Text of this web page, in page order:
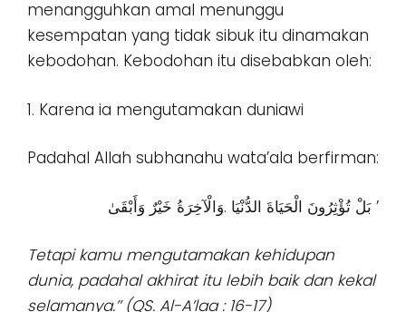
menangguhkan amal menunggu
kesempatan yang tidak sibuk itu dinamakan
kebodohan. Kebodohan itu disebabkan oleh:
1. Karena ia mengutamakan duniawi
Padahal Allah subhanahu wata’ala berfirman:
بَلْ تُؤْثِرُونَ الْحَيَاةَ الدُّنْيَا .وَالْآخِرَةُ خَيْرٌ وَأَبْقَىٰ ’
Tetapi kamu mengutamakan kehidupan
dunia, padahal akhirat itu lebih baik dan kekal
selamanya.’’ (QS. Al-A’laa : 16-17)